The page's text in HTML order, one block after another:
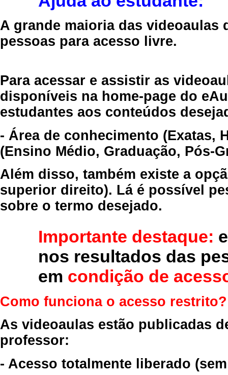
A grande maioria das videoaulas
pessoas para acesso livre.
Para acessar e assistir as
disponíveis na home-page do
estudantes aos conteúdos
- Área de conhecimento (Exatas,
(Ensino Médio, Graduação, Pós-
Além disso, também existe a
superior direito). Lá é possível
sobre o termo desejado.
Importante destaque:
nos resultados das
em condição de
Como funciona o acesso restrito?
As videoaulas estão publicadas
professor:
- Acesso totalmente liberado